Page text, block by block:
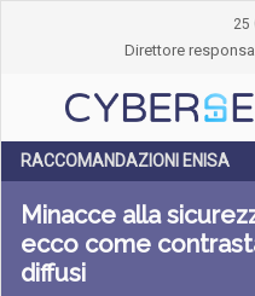
25
Direttore
RACCOMANDAZIONI ENISA
Minacce alla
ecco come
diffusi